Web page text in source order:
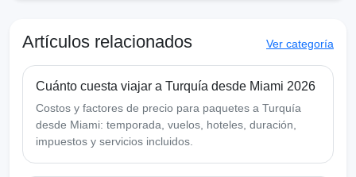
Artículos relacionados Ver categoría
Cuánto cuesta viajar a Turquía desde Miami 2026
Costos y factores de precio para paquetes a Turquía
desde Miami: temporada, vuelos, hoteles, duración,
impuestos y servicios incluidos.